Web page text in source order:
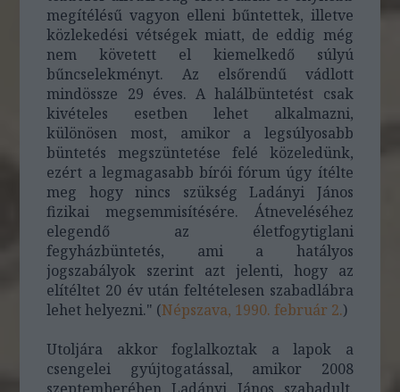
megítélésű vagyon elleni bűntettek, illetve
közlekedési vétségek miatt, de eddig még
nem követett el kiemelkedő súlyú
bűncselekményt. Az elsőrendű vádlott
mindössze 29 éves. A halálbüntetést csak
kivételes esetben lehet alkalmazni,
különösen most, amikor a legsúlyosabb
büntetés megszüntetése felé közeledünk,
ezért a legmagasabb bírói fórum úgy ítélte
meg hogy nincs szükség Ladányi János
fizikai megsemmisítésére. Átneveléséhez
elegendő az életfogytiglani
fegyházbüntetés, ami a hatályos
jogszabályok szerint azt jelenti, hogy az
elítéltet 20 év után feltételesen szabadlábra
lehet helyezni." (Népszava, 1990. február 2.)
Utoljára akkor foglalkoztak a lapok a
csengelei gyújtogatással, amikor 2008